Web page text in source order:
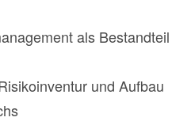
als Bestandteil
und Aufbau